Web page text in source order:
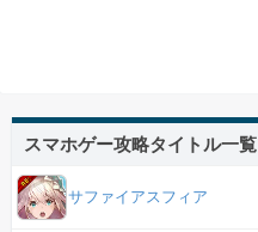
スマホゲー攻略タイトル一覧
サファイアスフィア